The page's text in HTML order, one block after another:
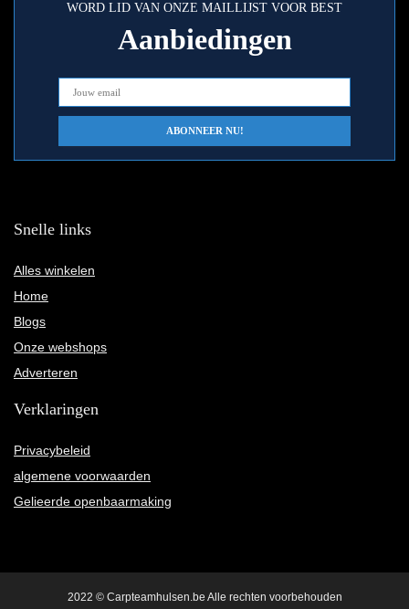
WORD LID VAN ONZE MAILLIJST VOOR BEST
Aanbiedingen
Snelle links
Alles winkelen
Home
Blogs
Onze webshops
Adverteren
Verklaringen
Privacybeleid
algemene voorwaarden
Gelieerde openbaarmaking
2022 © Carpteamhulsen.be Alle rechten voorbehouden